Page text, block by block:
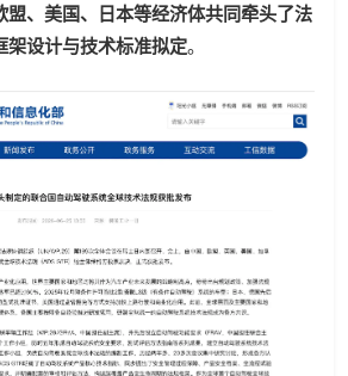
盟、美国、日本等经济体共同牵头了法
架设计与技术标准拟定。